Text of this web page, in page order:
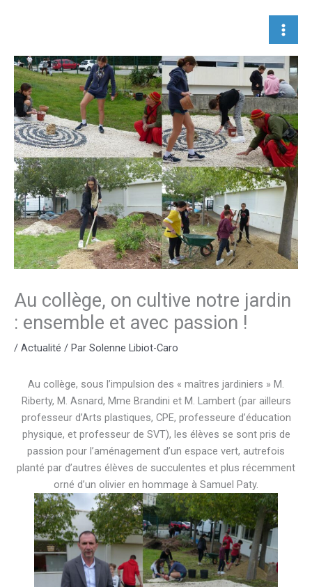
Au collège, on cultive notre jardin
: ensemble et avec passion !
/ Actualité / Par Solenne Libiot-Caro
Au collège, sous l’impulsion des « maîtres jardiniers » M.
Riberty, M. Asnard, Mme Brandini et M. Lambert (par ailleurs
professeur d’Arts plastiques, CPE, professeure d’éducation
physique, et professeur de SVT), les élèves se sont pris de
passion pour l’aménagement d’un espace vert, autrefois
planté par d’autres élèves de succulentes et plus récemment
orné d’un olivier en hommage à Samuel Paty.